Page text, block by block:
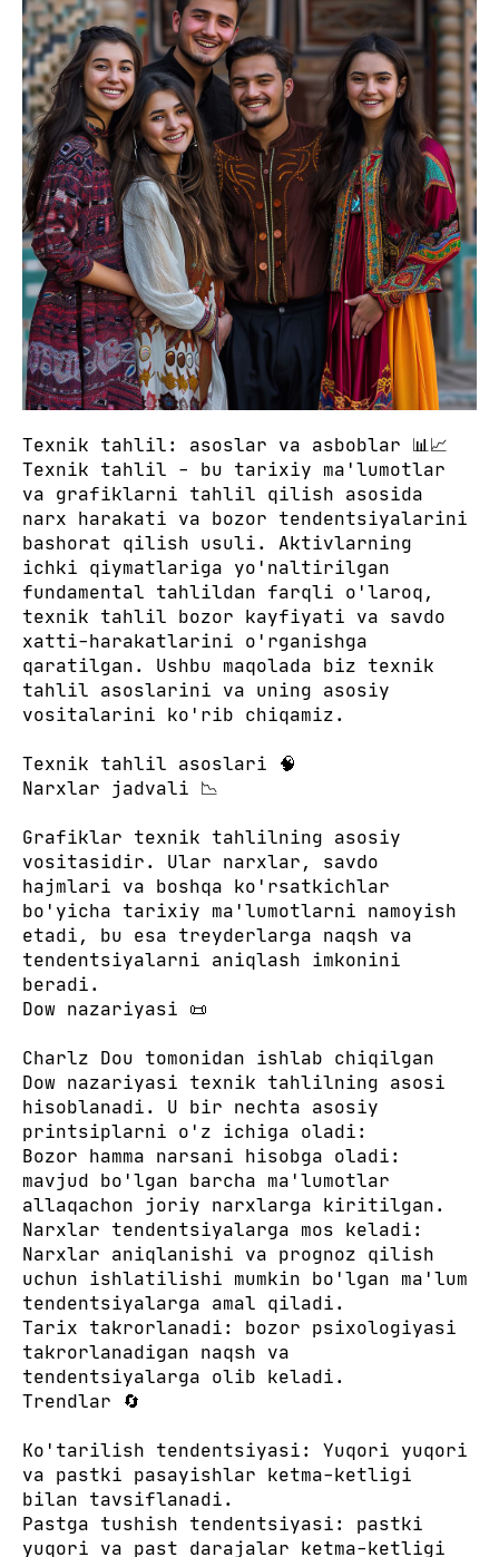
Texnik tahlil: asoslar va asboblar 📊📈
Texnik tahlil - bu tarixiy ma'lumotlar
va grafiklarni tahlil qilish asosida
narx harakati va bozor tendentsiyalarini
bashorat qilish usuli. Aktivlarning
ichki qiymatlariga yo'naltirilgan
fundamental tahlildan farqli o'laroq,
texnik tahlil bozor kayfiyati va savdo
xatti-harakatlarini o'rganishga
qaratilgan. Ushbu maqolada biz texnik
tahlil asoslarini va uning asosiy
vositalarini ko'rib chiqamiz.
Texnik tahlil asoslari 🧠
Narxlar jadvali 📉
Grafiklar texnik tahlilning asosiy
vositasidir. Ular narxlar, savdo
hajmlari va boshqa ko'rsatkichlar
bo'yicha tarixiy ma'lumotlarni namoyish
etadi, bu esa treyderlarga naqsh va
tendentsiyalarni aniqlash imkonini
beradi.
Dow nazariyasi 📜
Charlz Dou tomonidan ishlab chiqilgan
Dow nazariyasi texnik tahlilning asosi
hisoblanadi. U bir nechta asosiy
printsiplarni o'z ichiga oladi:
Bozor hamma narsani hisobga oladi:
mavjud bo'lgan barcha ma'lumotlar
allaqachon joriy narxlarga kiritilgan.
Narxlar tendentsiyalarga mos keladi:
Narxlar aniqlanishi va prognoz qilish
uchun ishlatilishi mumkin bo'lgan ma'lum
tendentsiyalarga amal qiladi.
Tarix takrorlanadi: bozor psixologiyasi
takrorlanadigan naqsh va
tendentsiyalarga olib keladi.
Trendlar 🔄
Ko'tarilish tendentsiyasi: Yuqori yuqori
va pastki pasayishlar ketma-ketligi
bilan tavsiflanadi.
Pastga tushish tendentsiyasi: pastki
yuqori va past darajalar ketma-ketligi